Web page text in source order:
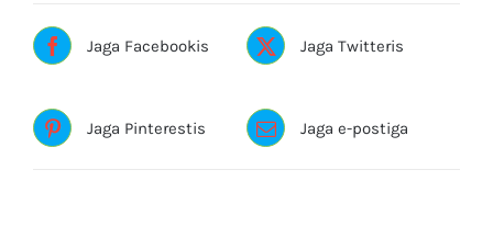
Jaga Facebookis Jaga Twitteris
Jaga Pinterestis Jaga e-postiga